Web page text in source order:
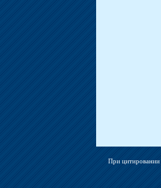
При цитировании